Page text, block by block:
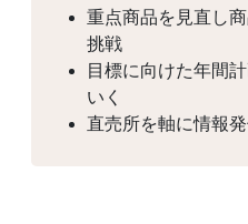
重点商品を見直し
挑戦
目標に向けた年間
いく
直売所を軸に情報